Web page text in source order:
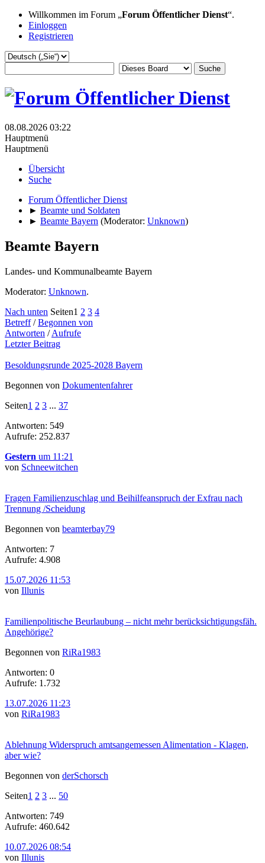
Willkommen im Forum „Forum Öffentlicher Dienst“.
Einloggen
Registrieren
08.08.2026 03:22
Hauptmenü
Hauptmenü
Übersicht
Suche
Forum Öffentlicher Dienst
► Beamte und Soldaten
► Beamte Bayern (Moderator: Unknown)
Beamte Bayern
Landes- und Kommunalbeamte Bayern
Moderator: Unknown.
Nach unten Seiten1 2 3 4
Betreff/Begonnen von
Antworten /Aufrufe
Letzter Beitrag
Besoldungsrunde 2025-2028 Bayern
Begonnen von Dokumentenfahrer
Seiten1 2 3 ... 37
Antworten: 549
Aufrufe: 252.837
Gestern um 11:21
von Schneewitchen
Fragen Familienzuschlag und Beihilfeanspruch der Exfrau nach
Trennung /Scheidung
Begonnen von beamterbay79
Antworten: 7
Aufrufe: 4.908
15.07.2026 11:53
von Illunis
Familienpolitische Beurlaubung – nicht mehr berücksichtigungsfäh.
Angehörige?
Begonnen von RiRa1983
Antworten: 0
Aufrufe: 1.732
13.07.2026 11:23
von RiRa1983
Ablehnung Widerspruch amtsangemessen Alimentation - Klagen,
aber wie?
Begonnen von derSchorsch
Seiten1 2 3 ... 50
Antworten: 749
Aufrufe: 460.642
10.07.2026 08:54
von Illunis